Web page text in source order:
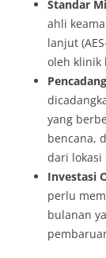
Standar
ahli
lanjut
oleh klinik
yang
bencana,
dari lokasi
Investasi
perlu
bulanan